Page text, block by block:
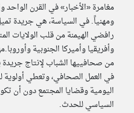
مغامرة «الأخبار» في القرن
ومهنياً. في السياسة، هي جريدة
رافضي الهيمنة من قلب الولايات
وأفريقيا وأميركا الجنوبية
من صحافييها الشباب لإنتاج
في العمل الصحافي، وتعطي أولوية
اليومية وقضايا المجتمع دون أن
السياسي للحدث.